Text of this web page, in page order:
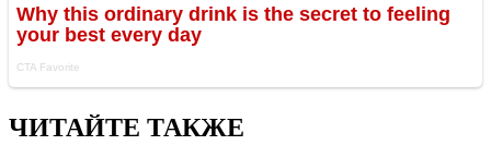
ЧИТАЙТЕ ТАКЖЕ